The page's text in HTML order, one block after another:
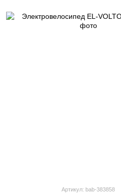
Артикул: bab-383858